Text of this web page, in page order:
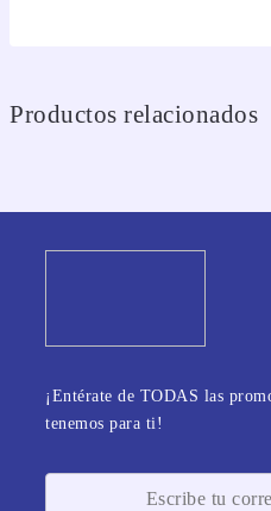
Productos relacionados
¡Entérate de TODAS las
tenemos para ti!